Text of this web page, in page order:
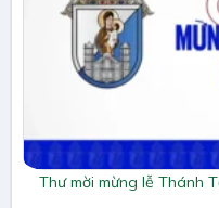
Thư mời mừng lễ Thánh